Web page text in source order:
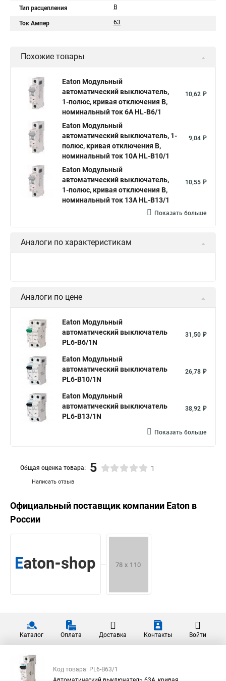
Тип расцепления B
Ток Ампер 63
Похожие товары
Eaton Модульный
автоматический выключатель,
1-полюс, кривая отключения B,
номинальный ток 6А HL-B6/1
10,62 ₽
Eaton Модульный
автоматический выключатель, 1-
полюс, кривая отключения B,
номинальный ток 10А HL-B10/1
9,04 ₽
Eaton Модульный
автоматический выключатель,
1-полюс, кривая отключения B,
номинальный ток 13А HL-B13/1
10,55 ₽
Показать больше
Аналоги по характеристикам
Аналоги по цене
Eaton Модульный
автоматический выключатель
PL6-B6/1N
31,50 ₽
Eaton Модульный
автоматический выключатель
PL6-B10/1N
26,78 ₽
Eaton Модульный
автоматический выключатель
PL6-B13/1N
38,92 ₽
Показать больше
Написать отзыв
Общая оценка товара: 5 1
Официальный поставщик компании Eaton в
России
Каталог Оплата Доставка Контакты Войти
Код товара: PL6-B63/1